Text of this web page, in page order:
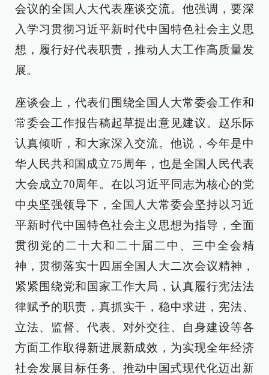
会议的全国人大代表座谈交流。他强调，要深
入学习贯彻习近平新时代中国特色社会主义思
想，履行好代表职责，推动人大工作高质量发
展。
座谈会上，代表们围绕全国人大常委会工作和
常委会工作报告稿起草提出意见建议。赵乐际
认真倾听，和大家深入交流。他说，今年是中
华人民共和国成立75周年，也是全国人民代表
大会成立70周年。在以习近平同志为核心的党
中央坚强领导下，全国人大常委会坚持以习近
平新时代中国特色社会主义思想为指导，全面
贯彻党的二十大和二十届二中、三中全会精
神，贯彻落实十四届全国人大二次会议精神，
紧紧围绕党和国家工作大局，认真履行宪法法
律赋予的职责，真抓实干，稳中求进，宪法、
立法、监督、代表、对外交往、自身建设等各
方面工作取得新进展新成效，为实现全年经济
社会发展目标任务、推动中国式现代化迈出新